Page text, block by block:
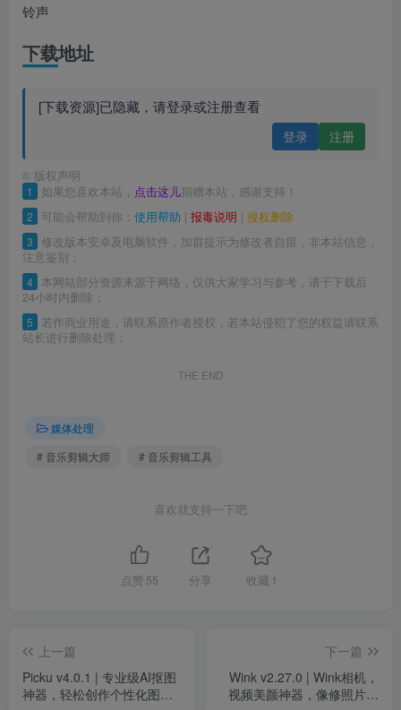
铃声
下载地址
[下载资源]已隐藏，请登录或注册查看
登录 注册
© 版权声明
1 如果您喜欢本站， 点击这儿捐赠本站，感谢支持！
2 可能会帮助到你： 使用帮助 | 报毒说明 | 侵权删除
3 修改版本安卓及电脑软件，加群提示为修改者自留，非本站信息，
注意鉴别；
4 本网站部分资源来源于网络，仅供大家学习与参考，请于下载后
24小时内删除；
5
若作商业用途，请联系原作者授权，若本站侵犯了您的权益请联系
站长进行删除处理；
THE END
媒体处理
# 音乐剪辑大师
# 音乐剪辑工具
喜欢就支持一下吧
点赞 55 分享 收藏 1
上一篇
Picku v4.0.1 | 专业级AI抠图
神器，轻松创作个性化图
下一篇
Wink v2.27.0 | Wink相机，
视频美颜神器，像修照片一